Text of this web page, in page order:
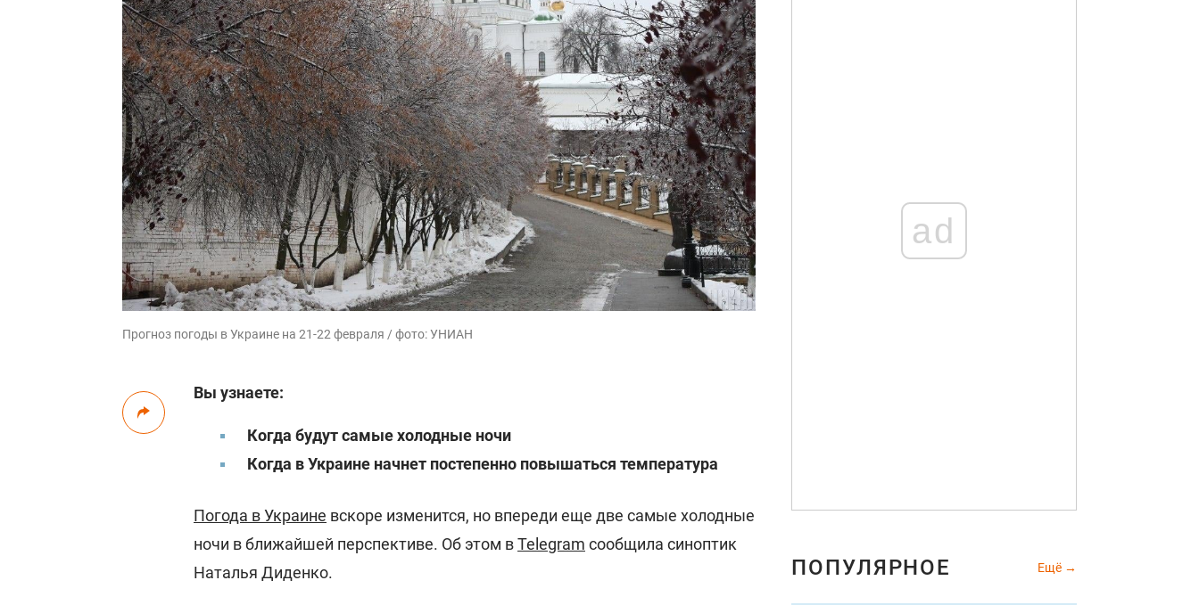
Прогноз погоды в Украине на 21-22 февраля / фото: УНИАН
Вы узнаете:
Когда будут самые холодные ночи
Когда в Украине начнет постепенно повышаться температура
Погода в Украине вскоре изменится, но впереди еще две самые холодные
ночи в ближайшей перспективе. Об этом вTelegram сообщила синоптик
Наталья Диденко.
ad
ПОПУЛЯРНОЕ Ещё